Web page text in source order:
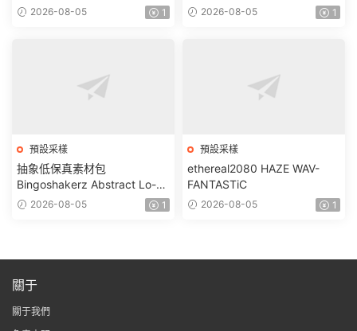
FANTASTiC
2026-08-05 1
FANTASTiC
2026-08-05 1
預設采樣
抽象低保真素材包
Bingoshakerz Abstract Lo-Fi
WAV MiDi REX-FANTASTiC
2026-08-05 1
預設采樣
ethereal2080 HAZE WAV-
FANTASTiC
2026-08-05 1
關于
關于我們